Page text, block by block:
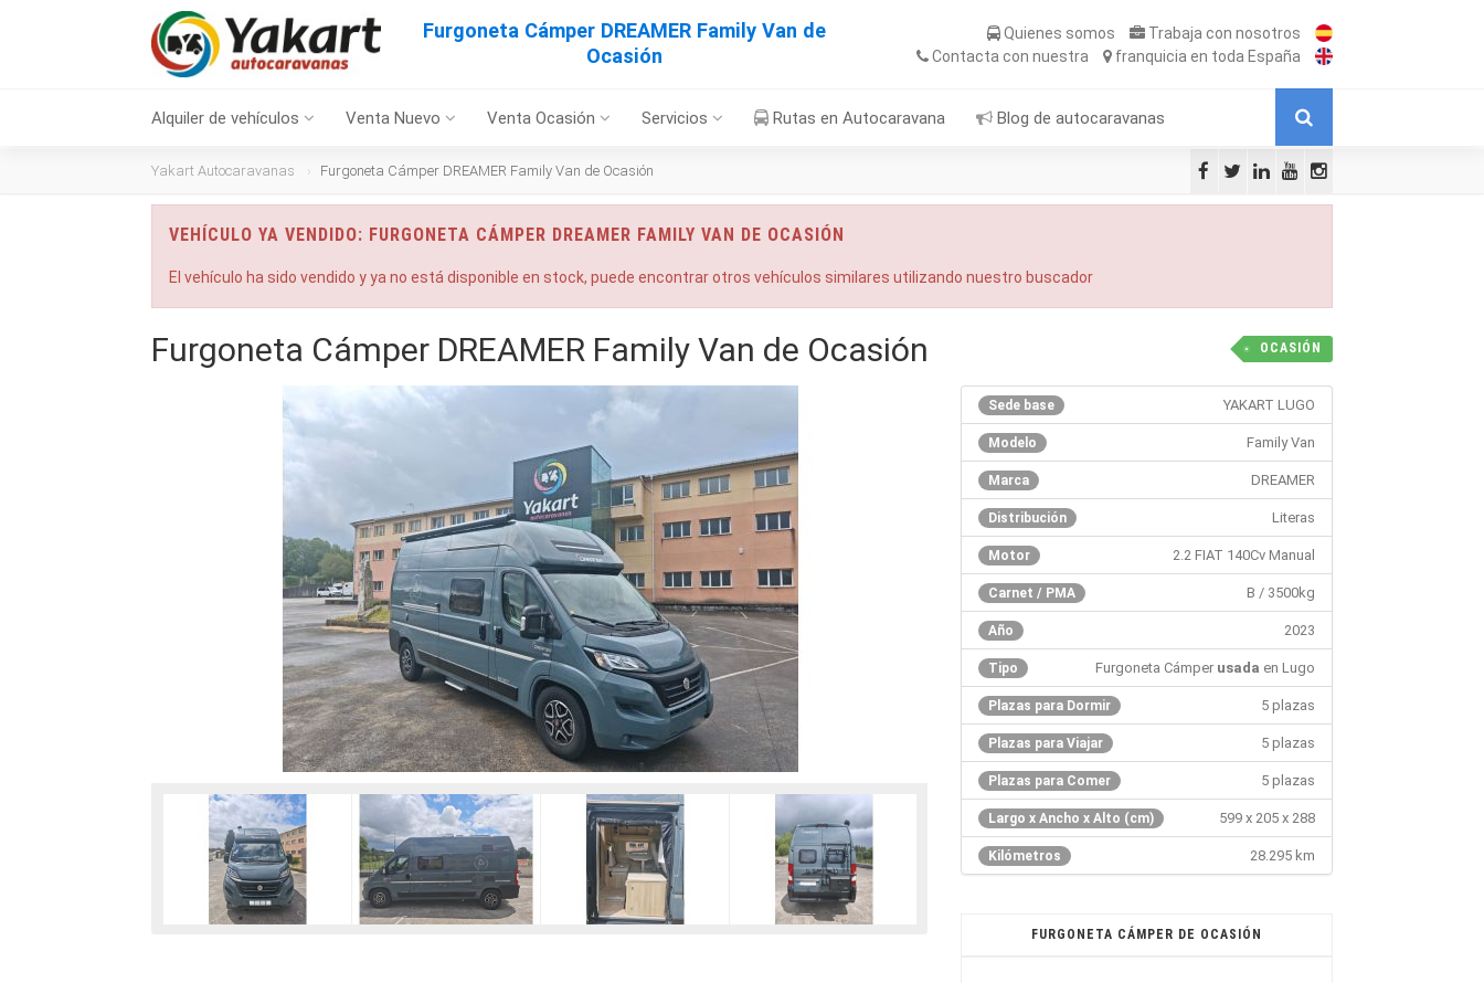
Furgoneta Cámper DREAMER Family Van de
Ocasión
Quienes somos Trabaja con nosotros
Contacta con nuestra franquicia en toda España
Alquiler de vehículos Venta Nuevo Venta Ocasión Servicios Rutas en Autocaravana Blog de autocaravanas
Yakart Autocaravanas Furgoneta Cámper DREAMER Family Van de Ocasión
VEHÍCULO YA VENDIDO: FURGONETA CÁMPER DREAMER FAMILY VAN DE OCASIÓN
El vehículo ha sido vendido y ya no está disponible en stock, puede encontrar otros vehículos similares utilizando nuestro buscador
OCASIÓN
Furgoneta Cámper DREAMER Family Van de Ocasión
Sede base YAKART LUGO
Modelo Family Van
Marca DREAMER
Distribución Literas
Motor 2.2 FIAT 140Cv Manual
Carnet / PMA B / 3500kg
Año 2023
Tipo Furgoneta Cámper usada en Lugo
Plazas para Dormir 5 plazas
Plazas para Viajar 5 plazas
Plazas para Comer 5 plazas
Largo x Ancho x Alto (cm) 599 x 205 x 288
Kilómetros 28.295 km
FURGONETA CÁMPER DE OCASIÓN